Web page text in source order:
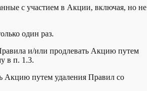
с участием в Акции, включая, но не
один раз.
и/или продлевать Акцию путем
в п. 1.3.
Акцию путем удаления Правил со